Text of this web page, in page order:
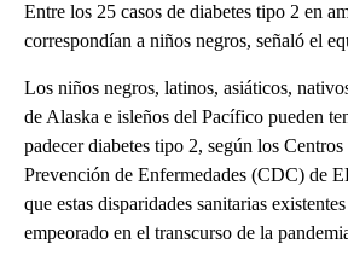
Entre los 25 casos de diabetes tipo 2 en
correspondían a niños negros, señaló el
Los niños negros, latinos, asiáticos,
de Alaska e isleños del Pacífico pueden
padecer diabetes tipo 2, según los
Prevención de Enfermedades (CDC) de
que estas disparidades sanitarias
empeorado en el transcurso de la